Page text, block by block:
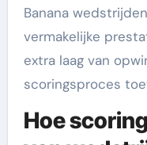
Banana
vermakelijke
extra laag van
scoringsproces
Hoe